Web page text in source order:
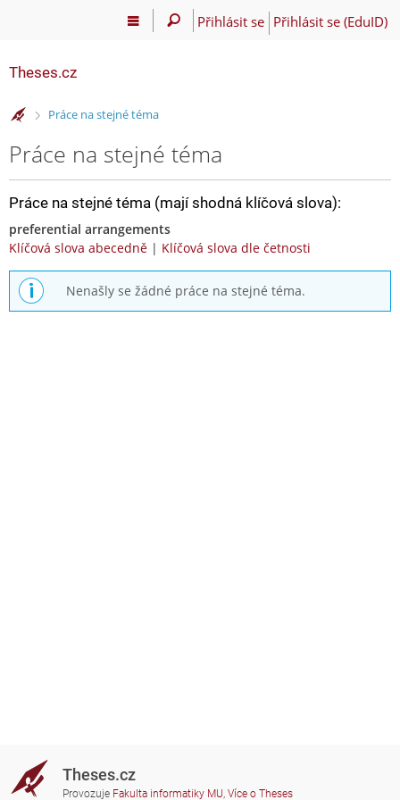
Přihlásit se Přihlásit se (EduID)
Theses.cz
>Práce na stejné téma
Práce na stejné téma
Práce na stejné téma (mají shodná klíčová slova):
preferential arrangements
Klíčová slova abecedně | Klíčová slova dle četnosti
Nenašly se žádné práce na stejné téma.
Theses.cz
Provozuje Fakulta informatiky MU, Více o Theses